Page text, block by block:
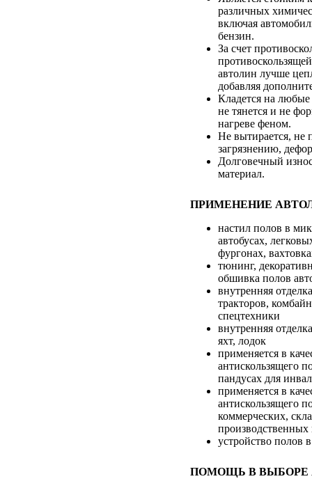
различных
включая
бензин.
За счет
автолин лучше
добавляя
Кладется на
не тянется и не
нагреве феном.
Не вытирается, не
загрязнению,
Долговечный
материал.
ПРИМЕНЕНИЕ
настил полов в
автобусах,
фургонах,
тюнинг,
обшивка полов
внутренняя
тракторов,
спецтехники
внутренняя
яхт, лодок
применяется в
антискользящего
пандусах для
применяется в
антискользящего
коммерческих,
устройство полов
ПОМОЩЬ В ВЫБОРЕ